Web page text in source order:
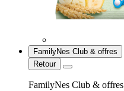
FamilyNes Club & offres
Retour
FamilyNes Club & offres